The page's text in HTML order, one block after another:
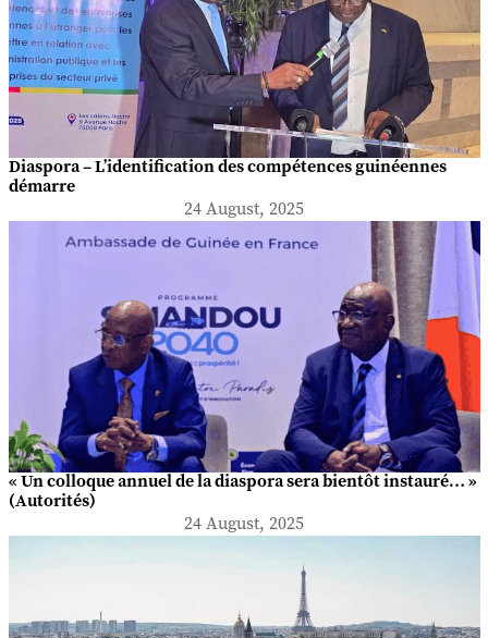
Diaspora – L’identification des compétences guinéennes
démarre
24 August, 2025
« Un colloque annuel de la diaspora sera bientôt instauré… »
(Autorités)
24 August, 2025